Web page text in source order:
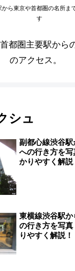
ら東京や首都圏の名所ま
す
都圏主要駅から
のアクセス。
シュ
副都心線渋谷
への行き方を
かりやすく解説
東横線渋谷駅
の行き方を写
りやすく解説！